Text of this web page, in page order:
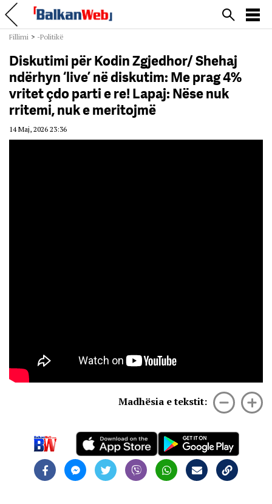
Fillimi > -Politikë
Diskutimi për Kodin Zgjedhor/ Shehaj
ndërhyn ‘live’ në diskutim: Me prag 4%
vritet çdo parti e re! Lapaj: Nëse nuk
rritemi, nuk e meritojmë
14 Maj, 2026 23:36
Madhësia e tekstit: